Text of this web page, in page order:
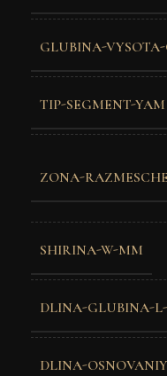
GLUBINA-VYSOTA-
TIP-SEGMENT-YAM
ZONA-
SHIRINA-W-MM
DLINA-GLUBINA-
DLINA-